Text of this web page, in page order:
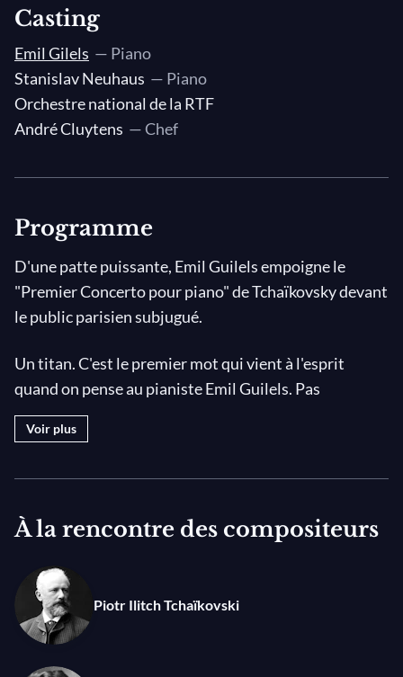
12. Feux d'artifice
Casting
Emil Gilels — Piano
Stanislav Neuhaus — Piano
Orchestre national de la RTF
André Cluytens — Chef
Programme
D'une patte puissante, Emil Guilels empoigne le
"Premier Concerto pour piano" de Tchaïkovsky devant
le public parisien subjugué.
Un titan. C'est le premier mot qui vient à l'esprit
quand on pense au pianiste Emil Guilels. Pas
seulement pour son aspect physique imposant, mais
aussi pour sa façon si particulière d'empoigner le
Né en 1916 à Odessa, comme David Oïstrakh, il
avant de devenir l'élève, au Conservatoire de Moscou,
du célèbre professeur Heinrich Neuhaus. Au même
moment qu'un certain Sviatoslav Richter… Dans la
famille Guilels, tout le monde joue de la musique : sa
Voir plus
À la rencontre des compositeurs
Piotr Ilitch Tchaïkovski